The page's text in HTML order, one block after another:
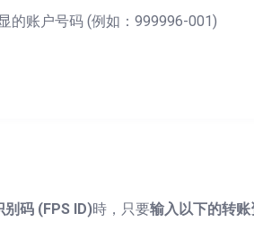
的账户号码 (例如：999996-001)
别码 (FPS ID)時，只要输入以下的转